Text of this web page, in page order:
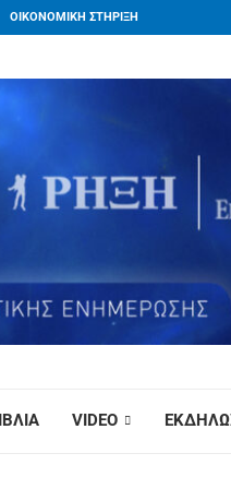
ΟΙΚΟΝΟΜΙΚΗ ΣΤΗΡΙΞΗ
VIDEO